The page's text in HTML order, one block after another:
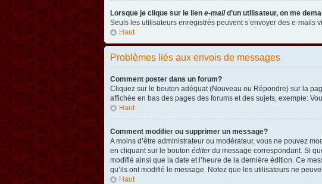
Lorsque je clique sur le lien e-maild’un utilisateur, on me
Seuls les utilisateurs enregistrés peuvent s’envoyer des e-mails
Haut
Problèmes liés aux envois de messages
Comment poster dans un forum?
Cliquez sur le bouton adéquat (Nouveau ou Répondre) sur la
affichée en bas des pages des forums et des sujets, exemple:
Haut
Comment modifier ou supprimer un message?
A moins d’être administrateur ou modérateur, vous ne pouvez
en cliquant sur le bouton éditerdu message correspondant. Si
modifié ainsi que la date et l’heure de la dernière édition. Ce
qu’ils ont modifié le message. Notez que les utilisateurs ne
Haut